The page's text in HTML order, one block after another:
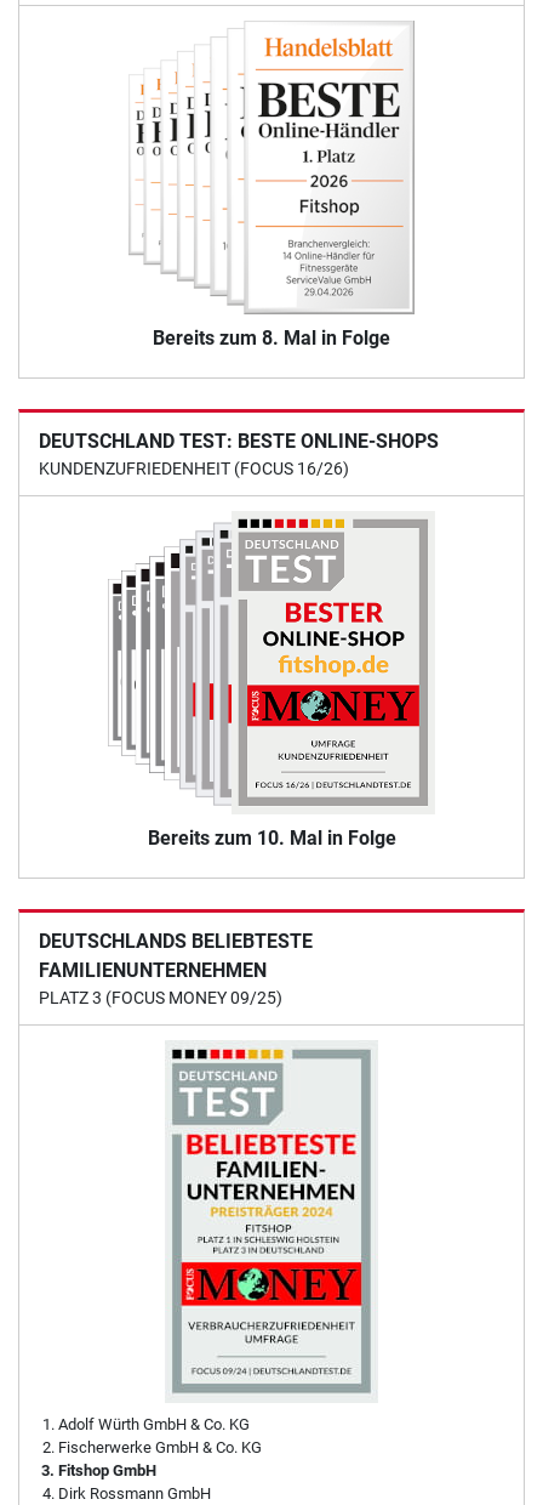
Bereits zum 8. Mal in Folge
DEUTSCHLAND TEST: BESTE ONLINE-SHOPS
KUNDENZUFRIEDENHEIT (FOCUS 16/26)
Bereits zum 10. Mal in Folge
DEUTSCHLANDS BELIEBTESTE
FAMILIENUNTERNEHMEN
PLATZ 3 (FOCUS MONEY 09/25)
Adolf Würth GmbH & Co. KG
Fischerwerke GmbH & Co. KG
Fitshop GmbH
Dirk Rossmann GmbH